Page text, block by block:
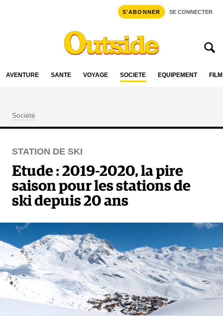
S'ABONNER SE CONNECTER
AVENTURE SANTÉ VOYAGE SOCIÉTÉ ÉQUIPEMENT
Société
STATION DE SKI
Etude : 2019-2020, la pire
saison pour les stations de
ski depuis 20 ans